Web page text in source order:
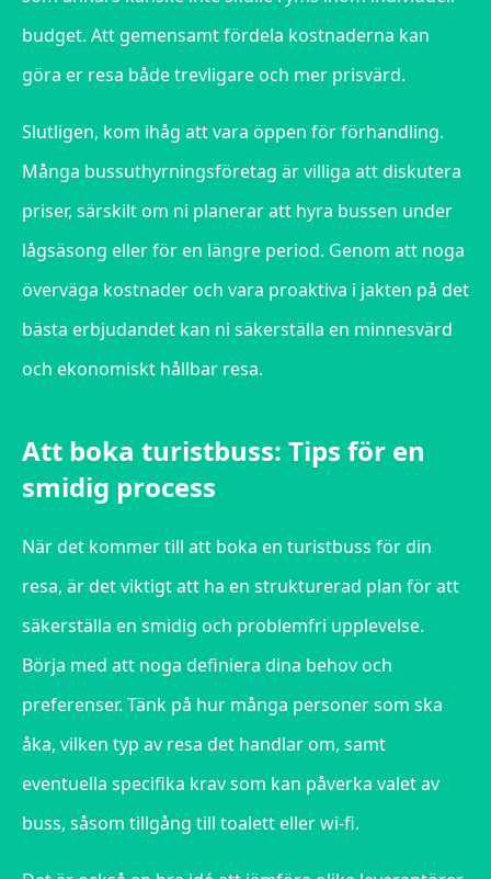
budget. Att gemensamt fördela kostnaderna kan
göra er resa både trevligare och mer prisvärd.
Slutligen, kom ihåg att vara öppen för förhandling.
Många bussuthyrningsföretag är villiga att diskutera
priser, särskilt om ni planerar att hyra bussen under
lågsäsong eller för en längre period. Genom att noga
överväga kostnader och vara proaktiva i jakten på det
bästa erbjudandet kan ni säkerställa en minnesvärd
och ekonomiskt hållbar resa.
Att boka turistbuss: Tips för en
smidig process
När det kommer till att boka en turistbuss för din
resa, är det viktigt att ha en strukturerad plan för att
säkerställa en smidig och problemfri upplevelse.
Börja med att noga definiera dina behov och
preferenser. Tänk på hur många personer som ska
åka, vilken typ av resa det handlar om, samt
eventuella specifika krav som kan påverka valet av
buss, såsom tillgång till toalett eller wi-fi.